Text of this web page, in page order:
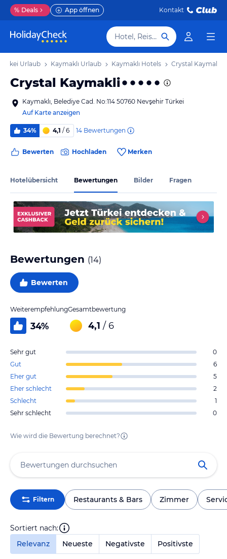
% Deals App öffnen Kontakt
Hotel, Reiseziel
Urlaub Kaymaklı Urlaub Kaymaklı Hotels Crystal Kaymakli
Crystal Kaymakli
Kaymaklı, Belediye Cad. No:114 50760 Nevşehir Türkei
Auf Karte anzeigen
34% 4,1 / 6 14 Bewertungen
Bewerten Hochladen Merken
Hotelübersicht Bewertungen Bilder Fragen
Bewertungen (14)
Bewerten
Weiterempfehlung
34%
Gesamtbewertung
4,1 / 6
Sehr gut
0
Gut
6
Eher gut
5
Eher schlecht
2
Schlecht
1
Sehr schlecht
0
Wie wird die Bewertung berechnet?
Filtern Restaurants & Bars Zimmer
Sortiert nach:
Relevanz
Neueste Negativste Positivste